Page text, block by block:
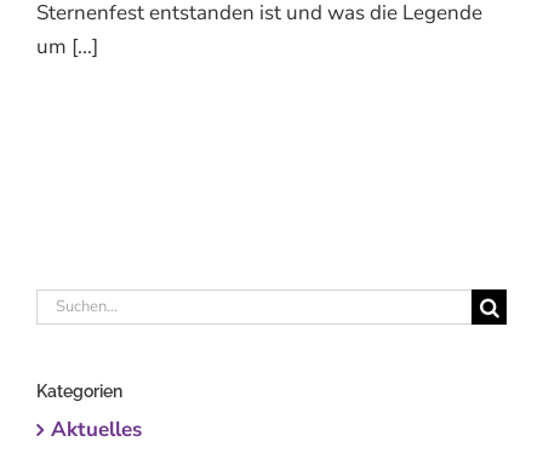
Sternenfest entstanden ist und was die Legende
um [...]
Suche
Kategorien
Aktuelles